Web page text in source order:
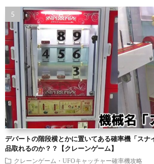
デパートの階段横とかに置いてある確率機「スナ
品取れるのか？？【クレーンゲーム】
クレーンゲーム・UFOキャッチャー確率機攻略